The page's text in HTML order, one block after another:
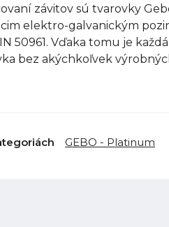
závitov sú tvarovky
elektro-galvanickým
50961. Vďaka tomu je každá
bez akýchkoľvek
GEBO - Platinum